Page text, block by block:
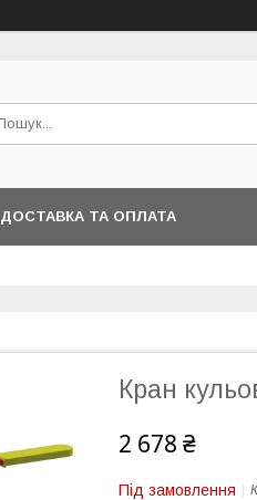
ДОСТАВКА ТА ОПЛАТА
Кран
2 678 ₴
Під замовлення